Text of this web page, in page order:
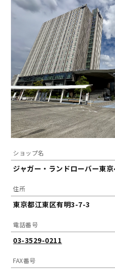
ショップ名
ジャガー・ランドローバー東
住所
東京都江東区有明3-7-3
電話番号
03-3529-0211
FAX番号